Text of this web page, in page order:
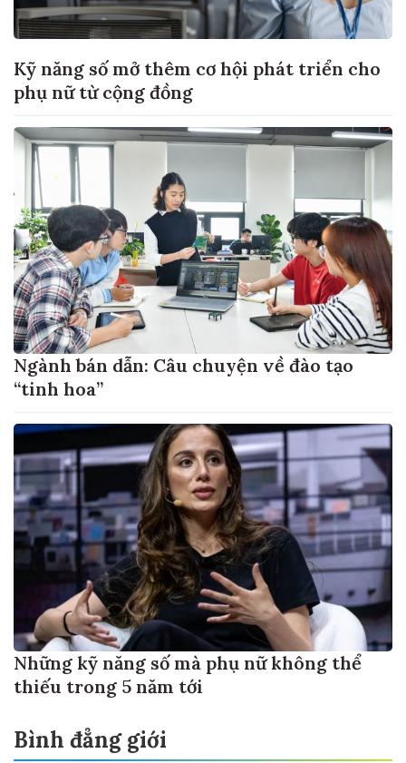
Kỹ năng số mở thêm cơ hội phát triển cho
phụ nữ từ cộng đồng
Ngành bán dẫn: Câu chuyện về đào tạo
“tinh hoa”
Những kỹ năng số mà phụ nữ không thể
thiếu trong 5 năm tới
Bình đẳng giới